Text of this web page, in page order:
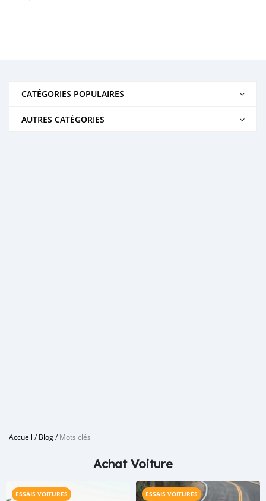
CATÉGORIES POPULAIRES
AUTRES CATÉGORIES
Accueil /Blog/Mots clés
Achat Voiture
ESSAIS VOITURES ESSAIS VOITURES